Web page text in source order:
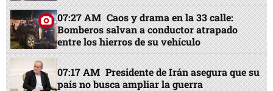
07:27 AM Caos y drama en la 33 calle:
Bomberos salvan a conductor atrapado
entre los hierros de su vehículo
07:17 AM Presidente de Irán asegura que su
país no busca ampliar la guerra